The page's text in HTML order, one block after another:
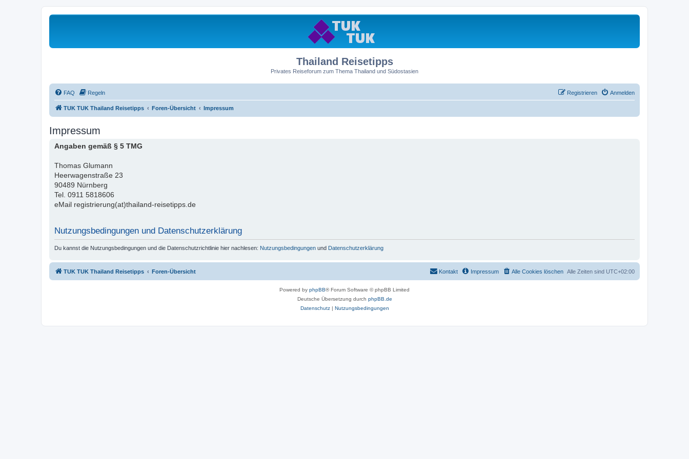
Thailand Reisetipps
Privates Reiseforum zum Thema Thailand und Südostasien
FAQ Regeln Anmelden
Registrieren
TUK TUK Thailand Reisetipps Foren-Übersicht Impressum
Impressum
Angaben gemäß § 5 TMG
Thomas Glumann
Heerwagenstraße 23
90489 Nürnberg
Tel. 0911 5818606
eMail registrierung(at)thailand-reisetipps.de
Nutzungsbedingungen und Datenschutzerklärung
Du kannst die Nutzungsbedingungen und die Datenschutzrichtlinie hier nachlesen: Nutzungsbedingungen und Datenschutzerklärung
TUK TUK Thailand Reisetipps Foren-Übersicht Alle Zeiten sind UTC+02:00
Alle Cookies löschen
Impressum
Kontakt
Powered by phpBB® Forum Software © phpBB Limited
Deutsche Übersetzung durch phpBB.de
Datenschutz| Nutzungsbedingungen